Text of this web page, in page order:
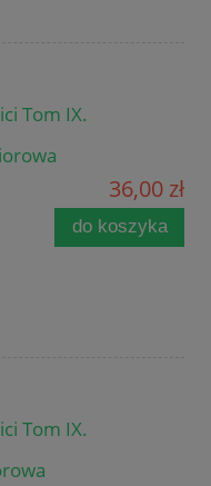
Tom IX.
36,00 zł
do koszyka
Tom IX.